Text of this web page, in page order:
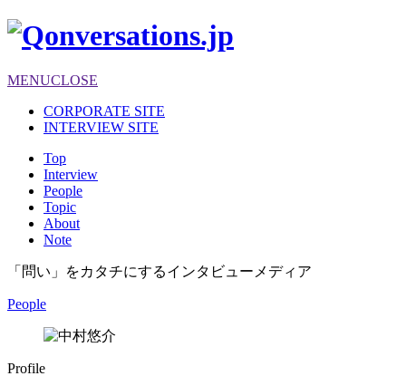
MENUCLOSE
CORPORATE SITE
INTERVIEW SITE
Top
Interview
People
Topic
About
Note
「問い」をカタチにするインタビューメディア
People
Profile